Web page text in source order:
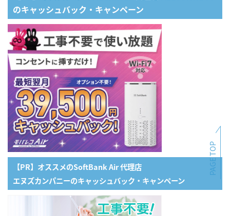
のキャッシュバック・キャンペーン
【PR】オススメのSoftBank Air 代理店
エヌズカンパニーのキャッシュバック・キャンペーン
PAGE TOP